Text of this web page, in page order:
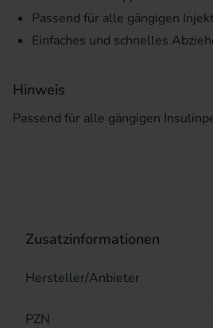
Passend für alle gängigen
Einfaches und schnelles
Hinweis
Passend für alle gängigen
Zusatzinformationen
Hersteller/Anbieter
PZN